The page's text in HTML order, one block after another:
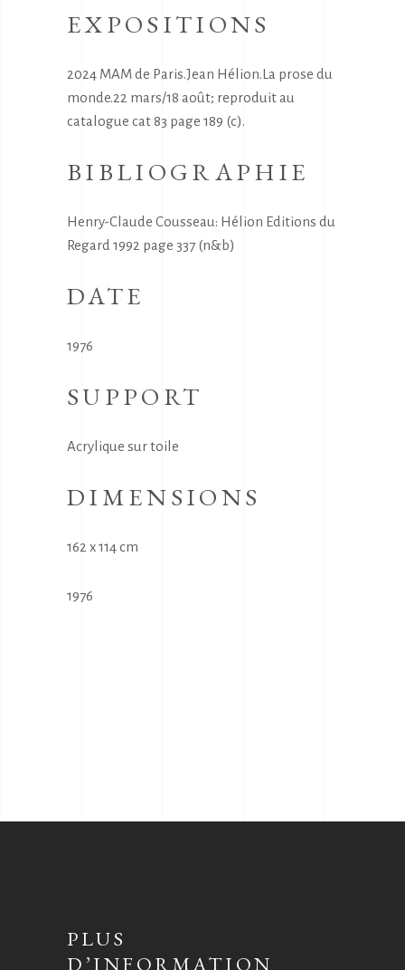
EXPOSITIONS
2024 MAM de Paris.Jean Hélion.La prose du
monde.22 mars/18 août; reproduit au
catalogue cat 83 page 189 (c).
BIBLIOGRAPHIE
Henry-Claude Cousseau: Hélion Editions du
Regard 1992 page 337 (n&b)
DATE
1976
SUPPORT
Acrylique sur toile
DIMENSIONS
162 x 114 cm
1976
PLUS
D’INFORMATION